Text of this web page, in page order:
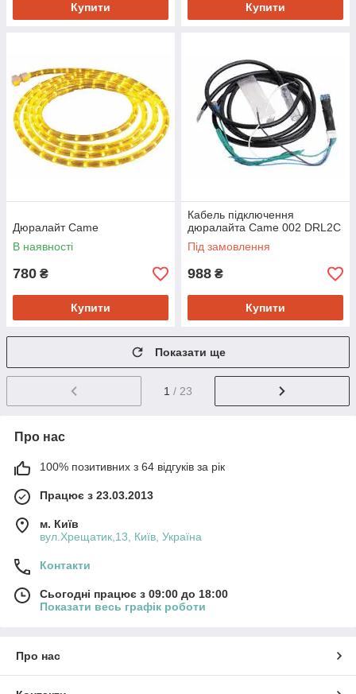
Купити Купити
Дюралайт Came
В наявності
780 ₴
Купити
Кабель підключення
дюралайта Came 002 DRL2C
Під замовлення
988 ₴
Купити
Показати ще
1 / 23
Про нас
100% позитивних з 64 відгуків за рік
Працює з 23.03.2013
м. Київ
вул.Хрещатик,13, Київ, Україна
Контакти
Сьогодні працює з 09:00 до 18:00
Показати весь графік роботи
Про нас